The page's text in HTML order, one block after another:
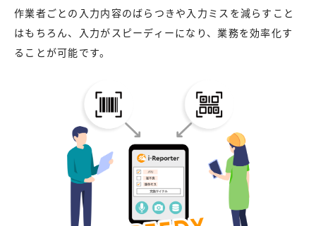
作業者ごとの入力内容のばらつきや入力ミスを減らすこと
はもちろん、入力がスピーディーになり、業務を効率化す
ることが可能です。